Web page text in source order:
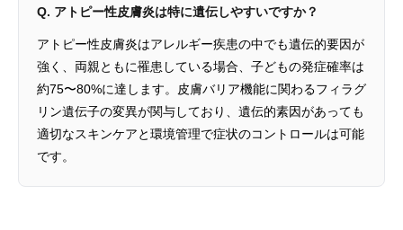
Q. アトピー性皮膚炎は特に遺伝しやすいですか？
アトピー性皮膚炎はアレルギー疾患の中でも遺伝的要因が
強く、両親ともに罹患している場合、子どもの発症確率は
約75〜80%に達します。皮膚バリア機能に関わるフィラグ
リン遺伝子の変異が関与しており、遺伝的素因があっても
適切なスキンケアと環境管理で症状のコントロールは可能
です。